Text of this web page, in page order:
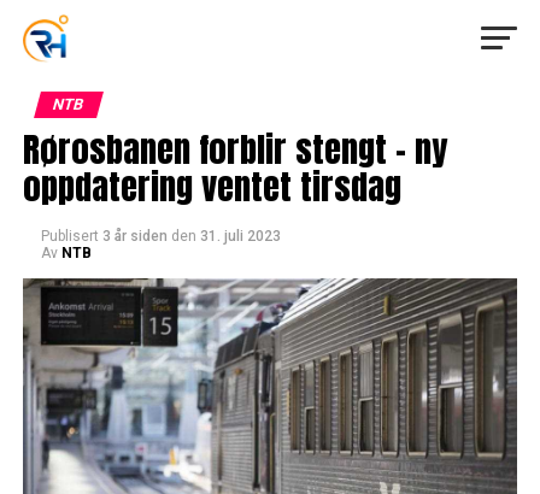
NTB
Rørosbanen forblir stengt – ny
oppdatering ventet tirsdag
Publisert 3 år siden den 31. juli 2023
Av NTB